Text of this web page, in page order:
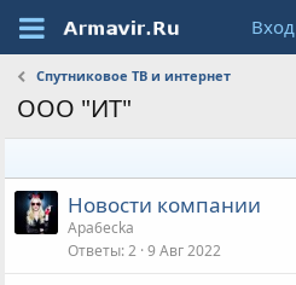
Вход
Спутниковое ТВ и интернет
ООО "ИТ"
Новости компании
Apa6ecka
Ответы 2 9 Авг 2022